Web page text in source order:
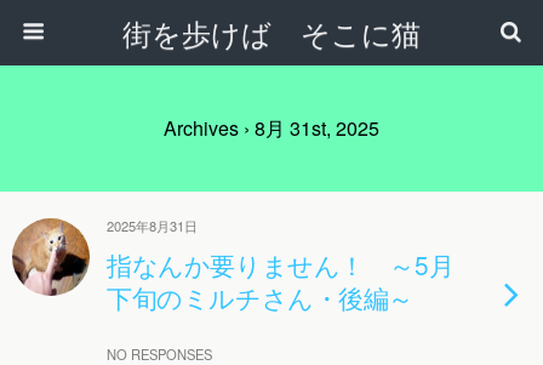
街を歩けば そこに猫
Archives › 8月 31st, 2025
2025年8月31日
指なんか要りません！ ～5月
下旬のミルチさん・後編～
NO RESPONSES